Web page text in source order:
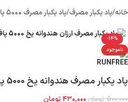
خانه/پاد یکبار مصرف/پاد یکبار مصرف 5000 پاف
-14%
ناموجود
پاد یکبار مصرف هندوانه یخ 5000 پاف رانفری
۵۰۰,۰۰۰ تومان۴۳۰,۰۰۰تومان